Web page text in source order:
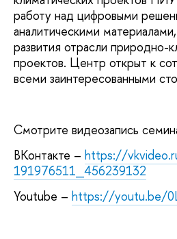
работу над цифровыми
аналитическими
развития отрасли природно-
проектов. Центр открыт к
всеми заинтересованными
Смотрите видеозапись
ВКонтакте – https://
191976511_456239132
Youtube – https://youtu.be/